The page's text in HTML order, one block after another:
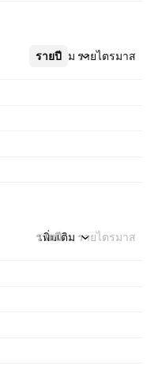
รายปี รายไตรมาส
เพิ่มเติม
รายปี รายไตรมาส
เพิ่มเติม